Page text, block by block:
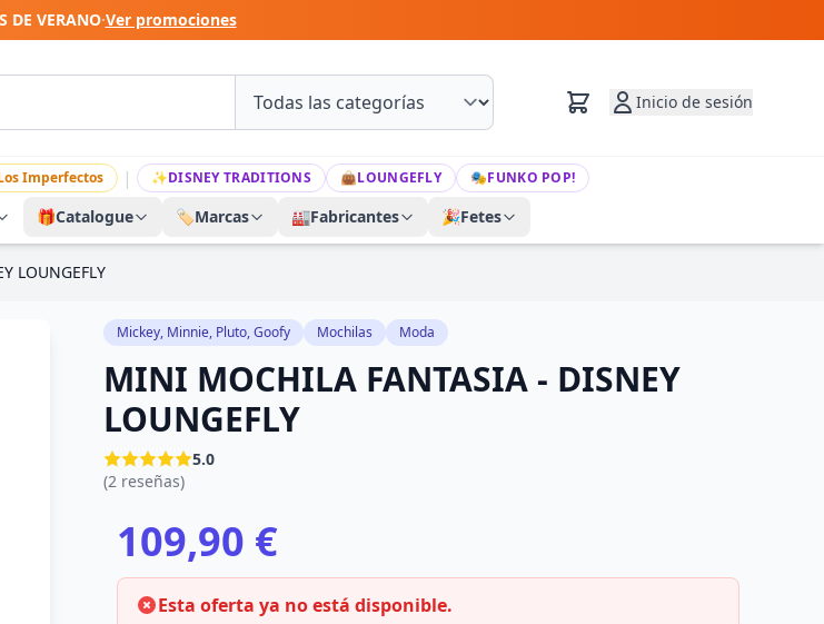
DE VERANO·Ver promociones
Inicio de sesión
Imperfectos | ✨DISNEY TRADITIONS 👜LOUNGEFLY 🎭FUNKO POP!
🎁Catalogue 🏷️Marcas 🏭Fabricantes 🎉Fetes
LOUNGEFLY
Mickey, Minnie, Pluto, Goofy Mochilas Moda
MINI MOCHILA FANTASIA - DISNEY
LOUNGEFLY
5.0
(2 reseñas)
109,90 €
Esta oferta ya no está disponible.